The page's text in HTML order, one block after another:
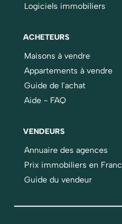
Logiciels immobiliers
ACHETEURS
Maisons à vendre
Appartements à vendre
Guide de l'achat
Aide - FAQ
VENDEURS
Annuaire des agences
Prix immobiliers en
Guide du vendeur